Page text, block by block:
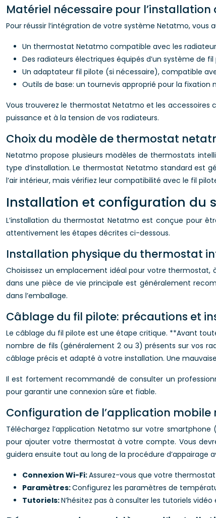
Matériel nécessaire pour
Pour réussir l’intégration de votre système Netatmo, vous
Un thermostat Netatmo compatible avec les
Des radiateurs électriques équipés d’un système de
Un adaptateur fil pilote (si nécessaire), compatible
Outils de base: un tournevis approprié pour la fixation
Vous trouverez le thermostat Netatmo et les accessoires
puissance et à la tension de vos radiateurs.
Choix du modèle de thermostat
Netatmo propose plusieurs modèles de thermostats
type d’installation. Le thermostat Netatmo standard est
l’air intérieur, mais vérifiez leur compatibilité avec le fil
Installation et configuration du
L’installation du thermostat Netatmo est conçue pour
attentivement les étapes décrites ci-dessous.
Installation physique du thermostat
Choisissez un emplacement idéal pour votre thermostat,
dans une pièce de vie principale est généralement
dans l’emballage.
Câblage du fil pilote: précautions et
Le câblage du fil pilote est une étape critique. **Avant
nombre de fils (généralement 2 ou 3) présents sur vos
câblage précis et adapté à votre installation. Une
Il est fortement recommandé de consulter un
pour garantir une connexion sûre et fiable.
Configuration de l’application
Téléchargez l’application Netatmo sur votre
pour ajouter votre thermostat à votre compte. Vous
guidera ensuite tout au long de la procédure d’appairage
Connexion Wi-Fi:Assurez-vous que votre
Paramètres:Configurez les paramètres de
Tutoriels:N’hésitez pas à consulter les tutoriels